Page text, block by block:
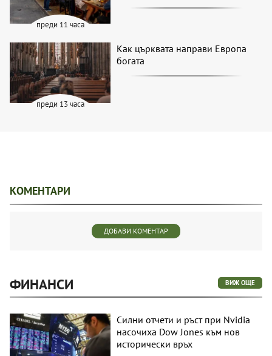
преди 11 часа
преди 13 часа
Как църквата направи Европа
богата
КОМЕНТАРИ
ДОБАВИ КОМЕНТАР
ФИНАНСИ ВИЖ ОЩЕ
Силни отчети и ръст при Nvidia
насочиха Dow Jones към нов
исторически връх